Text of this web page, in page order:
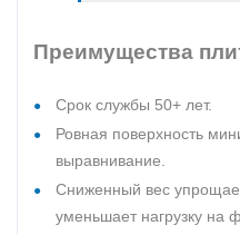
Преимущества
Срок службы 50+ лет.
Ровная поверхность
выравнивание.
Сниженный вес
уменьшает нагрузку на